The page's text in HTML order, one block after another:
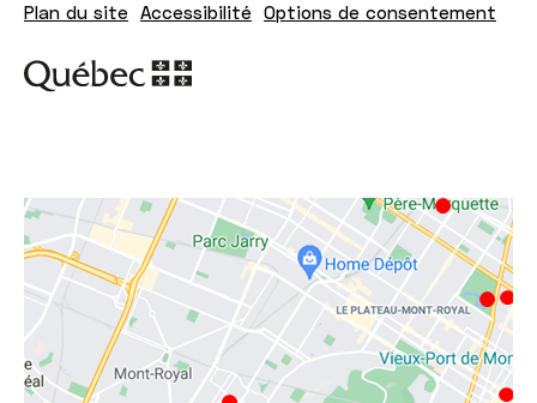
Plan du site Accessibilité Options de consentement